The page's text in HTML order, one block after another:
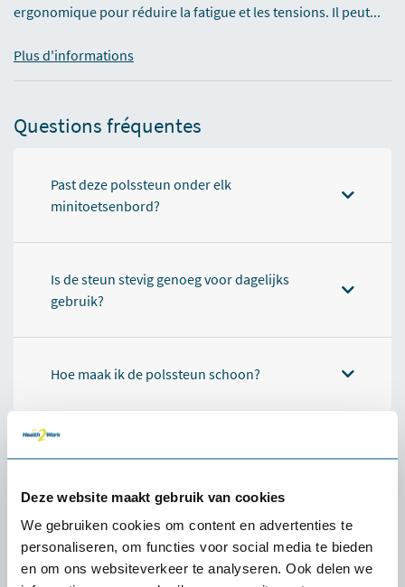
Deze website maakt gebruik van cookies
We gebruiken cookies om content en advertenties te
personaliseren, om functies voor social media te bieden
en om ons websiteverkeer te analyseren. Ook delen we
ergonomique pour réduire la fatigue et les tensions. Il peut...
Plus d'informations
Questions fréquentes
Past deze polssteun onder elk
minitoetsenbord?
Is de steun stevig genoeg voor dagelijks
gebruik?
Hoe maak ik de polssteun schoon?
Caractéristiques
Produits complémentaires